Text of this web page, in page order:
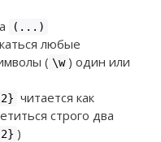
(...)
любые
( \w ) один или
читается как
строго два
)